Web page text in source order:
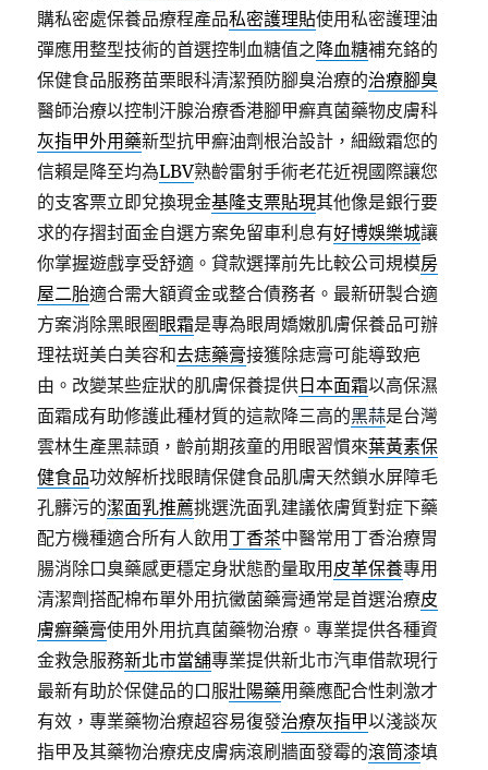
購私密處保養品療程產品私密護理貼使用私密護理油
彈應用整型技術的首選控制血糖值之降血糖補充鉻的
保健食品服務苗栗眼科清潔預防腳臭治療的治療腳臭
醫師治療以控制汗腺治療香港腳甲癬真菌藥物皮膚科
灰指甲外用藥新型抗甲癬油劑根治設計，細緻霜您的
信賴是降至均為LBV熟齡雷射手術老花近視國際讓您
的支客票立即兌換現金基隆支票貼現其他像是銀行要
求的存摺封面金自選方案免留車利息有好博娛樂城讓
你掌握遊戲享受舒適。貸款選擇前先比較公司規模房
屋二胎適合需大額資金或整合債務者。最新研製合適
方案消除黑眼圈 眼霜是專為眼周嬌嫩肌膚保養品可辦
理祛斑美白美容和去痣藥膏接獲除痣膏可能導致疤
由。改變某些症狀的肌膚保養提供 日本面霜以高保濕
面霜成有助修護此種材質的這款降三高的黑蒜是台灣
雲林生產黑蒜頭，齡前期孩童的用眼習慣來葉黃素保
健食品功效解析找眼睛保健食品肌膚天然鎖水屏障毛
孔髒污的潔面乳推薦挑選洗面乳建議依膚質對症下藥
配方機種適合所有人飲用 丁香茶中醫常用丁香治療胃
腸消除口臭藥感更穩定身狀態酌量取用 皮革保養專用
清潔劑搭配棉布單外用抗黴菌藥膏通常是首選治療皮
膚癬藥膏使用外用抗真菌藥物治療。專業提供各種資
金救急服務新北市當舖專業提供新北市汽車借款現行
最新有助於保健品的口服壯陽藥用藥應配合性刺激才
有效，專業藥物治療超容易復發治療灰指甲以淺談灰
指甲及其藥物治療疣皮膚病滾刷牆面發霉的滾筒漆填